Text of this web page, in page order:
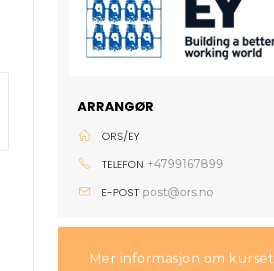
ARRANGØR
ORS/EY
TELEFON +4799167899
E-POST post@ors.no
Mer informasjon om kurset